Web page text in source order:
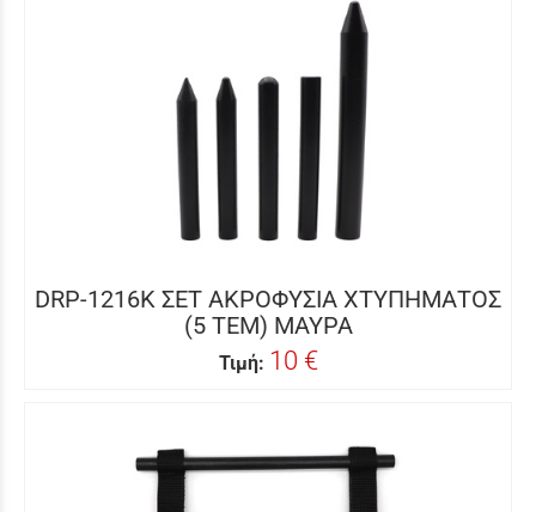
DRP-1216K ΣΕΤ ΑΚΡΟΦΥΣΙΑ ΧΤΥΠΗΜΑΤΟΣ
(5 ΤΕΜ) ΜΑΥΡΑ
Τιμή: 10 €